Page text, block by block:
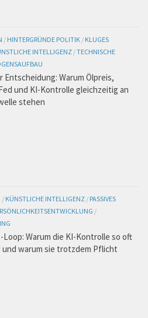
/ HINTERGRÜNDE POLITIK / KLUGES
INTELLIGENZ /TECHNISCHE
Entscheidung: Warum Ölpreis,
und KI-Kontrolle gleichzeitig an
stehen
/ KÜNSTLICHE INTELLIGENZ / PASSIVES
/
Warum die KI-Kontrolle so oft
und warum sie trotzdem Pflicht